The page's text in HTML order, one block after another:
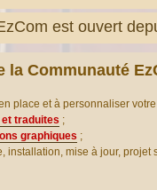
est ouvert
la Communauté
place et à personnaliser
traduites ;
graphiques ;
installation, mise à jour, projet